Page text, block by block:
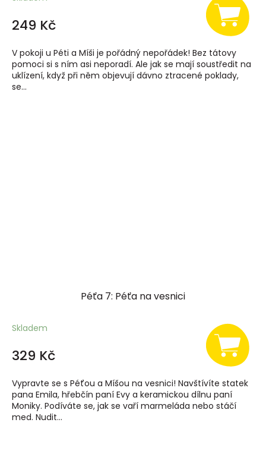
249 Kč
V pokoji u Péti a Míši je pořádný nepořádek! Bez tátovy
pomoci si s ním asi neporadí. Ale jak se mají soustředit na
uklízení, když při něm objevují dávno ztracené poklady,
se...
Péťa 7: Péťa na vesnici
Skladem
329 Kč
Vypravte se s Péťou a Míšou na vesnici! Navštívíte statek
pana Emila, hřebčín paní Evy a keramickou dílnu paní
Moniky. Podíváte se, jak se vaří marmeláda nebo stáčí
med. Nudit...